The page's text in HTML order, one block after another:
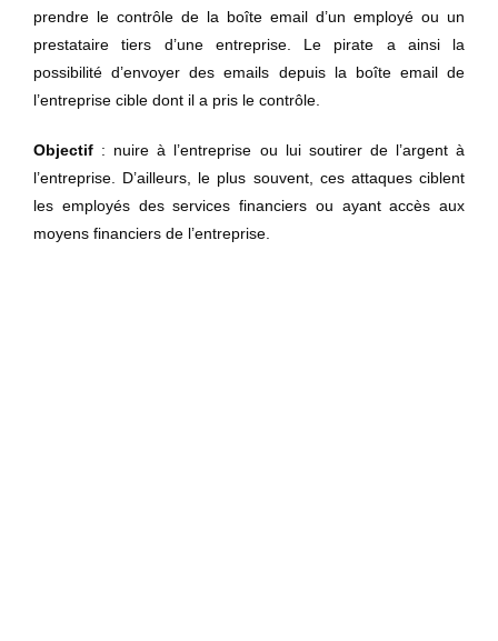
prendre le contrôle de la boîte email d’un employé ou un
prestataire tiers d’une entreprise. Le pirate a ainsi la
possibilité d’envoyer des emails depuis la boîte email de
l’entreprise cible dont il a pris le contrôle.
Objectif : nuire à l’entreprise ou lui soutirer de l’argent à
l’entreprise. D’ailleurs, le plus souvent, ces attaques ciblent
les employés des services financiers ou ayant accès aux
moyens financiers de l’entreprise.